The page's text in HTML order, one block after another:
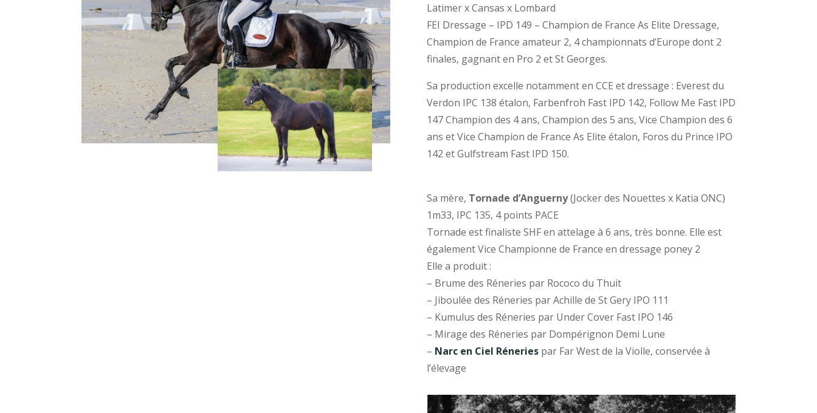
Latimer x Cansas x Lombard
FEI Dressage – IPD 149 – Champion de France As Elite Dressage,
Champion de France amateur 2, 4 championnats d’Europe dont 2
finales, gagnant en Pro 2 et St Georges.
Sa production excelle notamment en CCE et dressage : Everest du
Verdon IPC 138 étalon, Farbenfroh Fast IPD 142, Follow Me Fast IPD
147Champion des 4 ans, Champion des 5 ans, Vice Champion des 6
ans et Vice Champion de France As Elite étalon, Foros du Prince IPO
142 et Gulfstream Fast IPD 150.
Sa mère, Tornade d’Anguerny(Jocker des Nouettes x Katia ONC)
1m33, IPC 135, 4 points PACE
Tornade est finaliste SHF en attelage à 6 ans, très bonne. Elle est
également Vice Championne de France en dressage poney 2
Elle a produit :
– Brume des Réneries par Rococo du Thuit
– Jiboulée des Réneries par Achille de St Gery IPO 111
– Kumulus des Réneries par Under Cover Fast IPO 146
– Mirage des Réneries par Dompérignon Demi Lune
– Narc en Ciel Réneries par Far West de la Violle, conservée à
l’élevage